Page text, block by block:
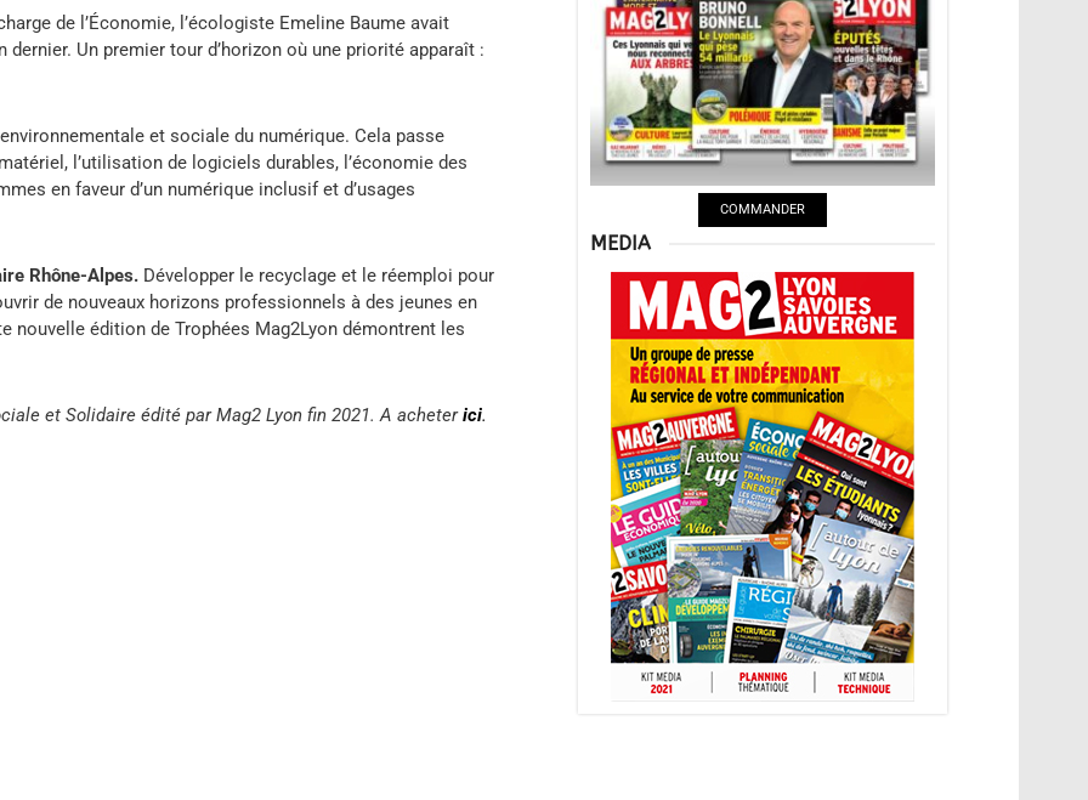
de l’Économie, l’écologiste Emeline Baume avait
dernier. Un premier tour d’horizon où une priorité apparaît :
et sociale du numérique. Cela passe
l’utilisation de logiciels durables, l’économie des
en faveur d’un numérique inclusif et d’usages
Rhône-Alpes. Développer le recyclage et le réemploi pour
de nouveaux horizons professionnels à des jeunes en
édition de Trophées Mag2Lyon démontrent les
et Solidaire édité par Mag2 Lyon fin 2021. A acheterici.
COMMANDER
MEDIA